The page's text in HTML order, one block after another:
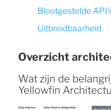
Blootgestelde
Uitbreidbaarheid
Overzicht
Wat zijn de
Yellowfin